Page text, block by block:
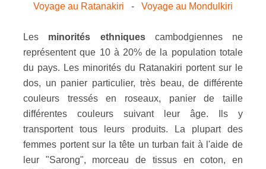
Voyage au Ratanakiri - Voyage au Mondulkiri
Les minorités ethniquescambodgiennes ne
représentent que 10 à 20% de la population totale
du pays. Les minorités du Ratanakiri portent sur le
dos, un panier particulier, très beau, de différente
couleurs tressés en roseaux, panier de taille
différentes couleurs suivant leur âge. Ils y
transportent tous leurs produits. La plupart des
femmes portent sur la tête un turban fait à l'aide de
leur "Sarong", morceau de tissus en coton, en